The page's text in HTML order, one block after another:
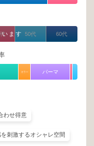
ます 50代 60代
カラー パーマ
わせ得意
刺激するオシャレ空間